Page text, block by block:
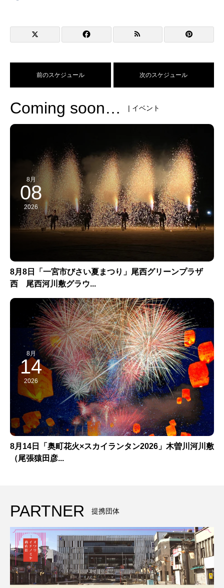
前のスケジュール 次のスケジュール
Coming soon… | イベント
8月
08
2026
8月8日「一宮市びさい夏まつり」尾西グリーンプラザ
西 尾西河川敷グラウ...
8月
14
2026
8月14日「奥町花火×スカイランタン2026」木曽川河川敷
（尾張猿田彦...
PARTNER 提携団体